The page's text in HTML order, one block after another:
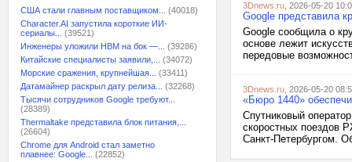
США стали главным поставщиком...
(40018)
Character.AI запустила короткие ИИ-
сериалы...
(39521)
Инженеры уложили HBM на бок —...
(39286)
Китайские специалисты заявили,...
(34072)
Морские сражения, крупнейшая...
(33411)
Датамайнер раскрыл дату релиза...
(32268)
Тысячи сотрудников Google требуют...
(28389)
Thermaltake представила блок питания,...
(26604)
Chrome для Android стал заметно
плавнее: Google...
(22852)
3Dnews.ru , 2026-05-20
Google представила
Google сообщила о
основе лежит
передовые
3Dnews.ru , 2026-05-20
«Бюро 1440»
Спутниковый
скоростных поездов
Санкт-Петербургом.